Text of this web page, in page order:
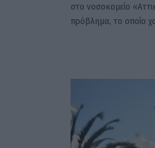
στο νοσοκομείο
πρόβλημα, το οποίο